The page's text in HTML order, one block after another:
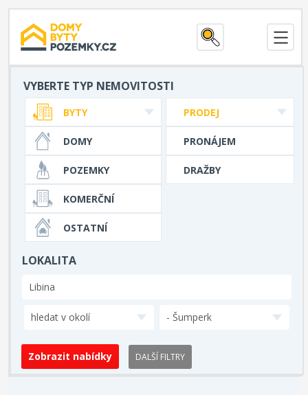
VYBERTE TYP NEMOVITOSTI
PRODEJ
PRONÁJEM
DRAŽBY
BYTY
DOMY
POZEMKY
KOMERČNÍ
OSTATNÍ
LOKALITA
hledat v okolí - Šumperk
DALŠÍ FILTRY